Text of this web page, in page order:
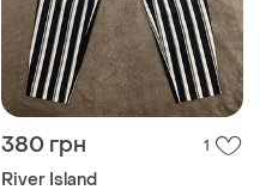
380 грн 1
River Island